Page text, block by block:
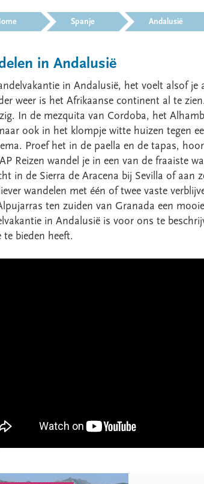
> Spanje > Andalusië
in Andalusië
in Andalusië, het voelt alsof
weer is het Afrikaanse continent al te
In de mezquita van Cordoba, het
ook in het klompje witte huizen tegen
Proef het in de paella en de tapas,
Reizen wandel je in een van de fraaiste
in de Sierra de Aracena bij Sevilla of aan
wandelen met één of twee vaste
ten zuiden van Granada een
in Andalusië is voor ons te
te bieden heeft.